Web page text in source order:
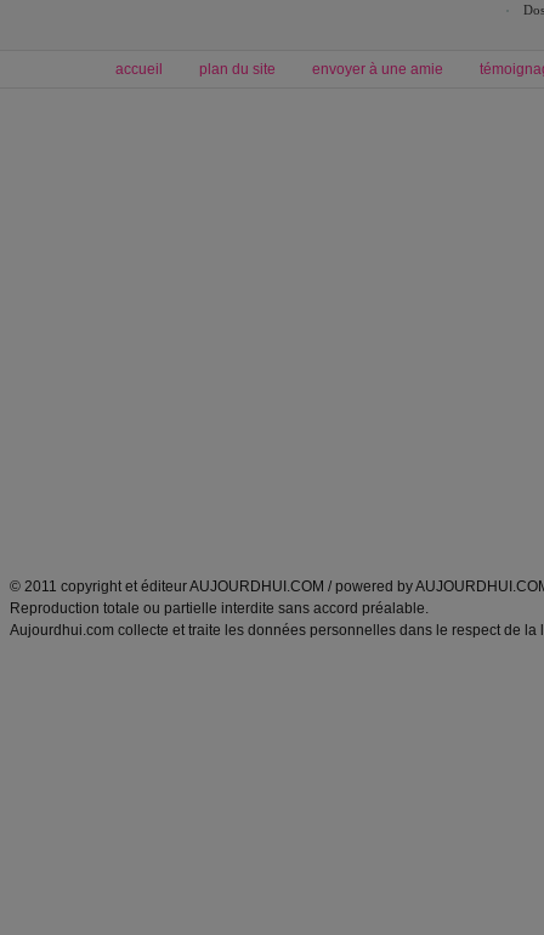
accueil plan du site envoyer à une amie
© 2011 copyright et éditeur AUJOURDHUI.COM / powered by
Reproduction totale ou partielle interdite sans accord préalable.
Aujourdhui.com collecte et traite les données personnelles dans le respect de